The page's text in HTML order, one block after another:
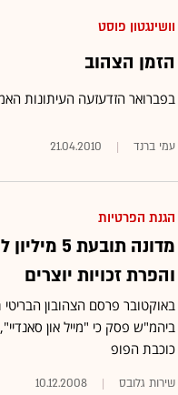
וושינגטון פוסט
הזמן הצהוב
בפברואר הזדעזעה העיתונות
עמי ברנד 21.04.2010
הגנת הפרטיות
מדונה
והפרת זכויות יוצרים
באוקטובר פרסם הצהובון הבריטי
כוכבת הפופ
שירות גלובס 10.12.2008